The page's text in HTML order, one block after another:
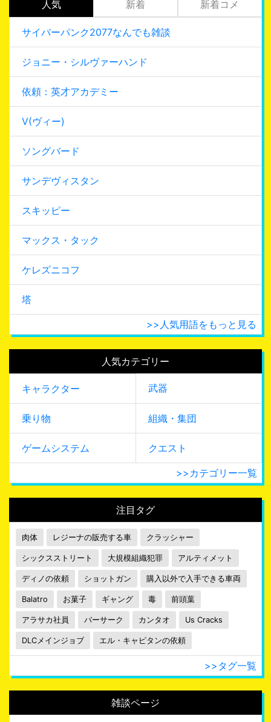
人気 新着 新着コメ
サイバーパンク2077なんでも雑談
ジョニー・シルヴァーハンド
依頼：英才アカデミー
V(ヴィー)
ソングバード
サンデヴィスタン
スキッピー
マックス・タック
ケレズニコフ
塔
>>人気用語をもっと見る
人気カテゴリー
キャラクター 武器
乗り物 組織・集団
ゲームシステム クエスト
>>カテゴリー一覧
注目タグ
肉体 レジーナの販売する車 クラッシャー
シックスストリート 大規模組織犯罪 アルティメット
ディノの依頼 ショットガン 購入以外で入手できる車両
Balatro お菓子 ギャング 毒 前頭葉
アラサカ社員 バーサーク カンタオ Us Cracks
DLCメインジョブ エル・キャピタンの依頼
>>タグ一覧
雑談ページ